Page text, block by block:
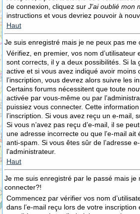
de connexion, cliquez sur J’ai oublié mon
instructions et vous devriez pouvoir à
Haut
Je suis enregistré mais je ne peux pas me
Vérifiez, en premier, vos nom d’utilisateur
sont corrects, il y a deux possibilités. Si la
active et si vous avez indiqué avoir moins
l’inscription, vous devrez alors suivre les
Certains forums nécessitent que toute
activée par vous-même ou par
puissiez vous connecter. Cette
l’inscription. Si vous avez reçu un e-mail,
Si vous n’avez pas reçu d’e-mail, il se
une adresse incorrecte ou que l’e-mail ait
anti-spam. Si vous êtes sûr de l’adresse
l’administrateur.
Haut
Je me suis enregistré par le passé mais je
connecter?!
Commencez par vérifier vos nom
dans l’e-mail reçu lors de votre inscription